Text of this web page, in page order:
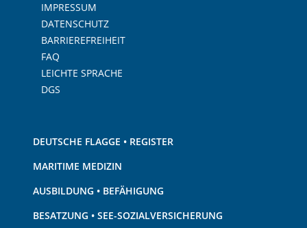
IMPRESSUM
DATENSCHUTZ
BARRIEREFREIHEIT
FAQ
LEICHTE SPRACHE
DGS
DEUTSCHE FLAGGE • REGISTER
MARITIME MEDIZIN
AUSBILDUNG • BEFÄHIGUNG
BESATZUNG • SEE-SOZIALVERSICHERUNG